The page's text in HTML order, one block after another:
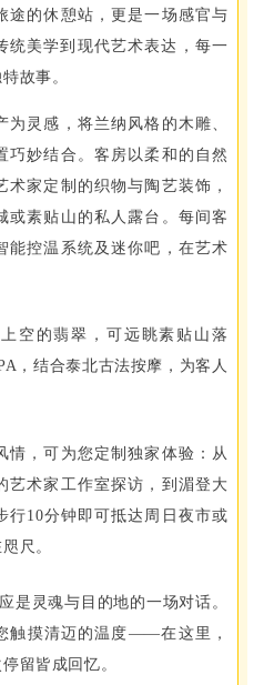
途的休憩站，更是一场感官与
美学到现代艺术表达，每一
故事。
灵感，将兰纳风格的木雕、
巧妙结合。客房以柔和的自然
家定制的织物与陶艺装饰，
或素贴山的私人露台。每间客
能控温系统及迷你吧，在艺术
空的翡翠，可远眺素贴山落
，结合泰北古法按摩，为客人
情，可为您定制独家体验：从
艺术家工作室探访，到湄登大
行10分钟即可抵达周日夜市或
尺。
是灵魂与目的地的一场对话。
触摸清迈的温度——在这里，
留皆成回忆。